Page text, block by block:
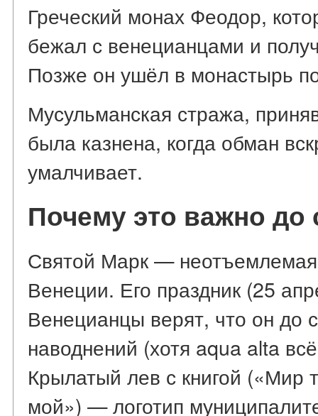
Греческий монах Феодор,
бежал с венецианцами и
Позже он ушёл в монастырь
Мусульманская стража,
была казнена, когда обман
умалчивает.
Почему это важно до
Святой Марк — неотъемлемая
Венеции. Его праздник (25
Венецианцы верят, что он до
наводнений (хотя aqua alta
Крылатый лев с книгой («Мир
мой») — логотип